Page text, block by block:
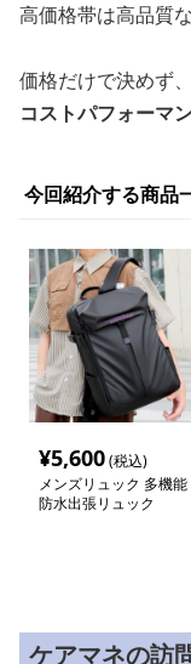
高価格帯は高品質
価格だけで決めず、
コストパフォーマ
今回紹介する商品
¥5,600(税込)
メンズリュック 多機能
防水出張リュック
ケアマネの訪